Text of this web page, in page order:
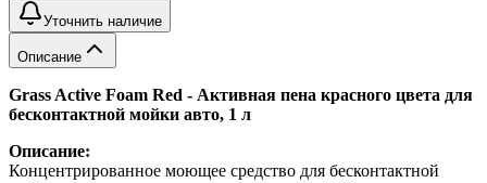
Уточнить наличие
Описание
Grass Active Foam Red - Активная пена красного цвета для
бесконтактной мойки авто, 1 л
Описание:
Концентрированное моющее средство для бесконтактной